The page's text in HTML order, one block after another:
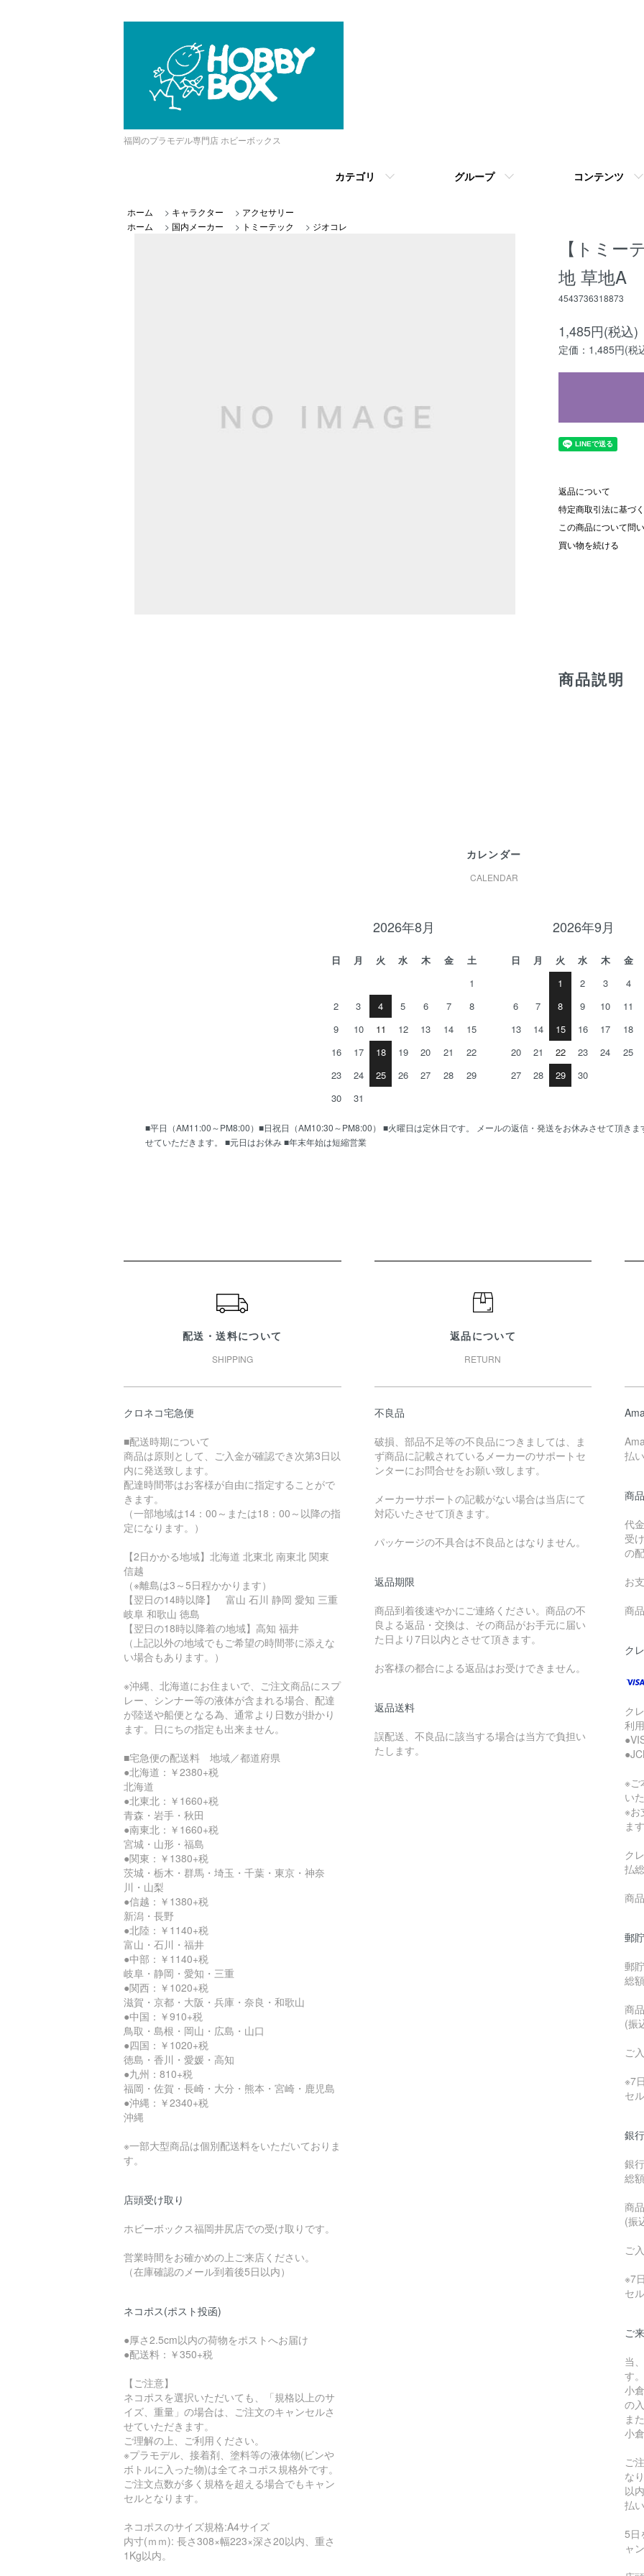
福岡のプラモデル専門店 ホビーボックス
カテゴリ グループ コンテンツ
ホーム > キャラクター > アクセサリー
ホーム
> 国内メーカー > トミーテック > ジオコレ
【トミー
地 草地A
4543736318873
1,485円(税込)
定価：1,485円(税
返品について
特定商取引法に基づ
この商品について問
買い物を続ける
商品説明
カレンダー
CALENDAR
2026年8月
日 月 火 水 木 金
土
1
2
3 4 5 6 7
8
9
10 11 12 13 14
15
16
17 18 19 20 21
22
23
24 25 26 27 28
29
30
31
2026年9月
日 月 火 水 木
金
1
2 3
4
6
7 8 9 10
11
13
14 15 16 17
18
20
21 22 23 24
25
27
28 29 30
■平日（AM11:00～PM8:00）■日祝日（AM10:30～PM8:00） ■火曜日は定休日です。 メールの返信・発送をお休みさせて頂き
せていただきます。 ■元日はお休み ■年末年始は短縮営業
配送・送料について
SHIPPING
クロネコ宅急便
■配送時期について
商品は原則として、ご入金が確認でき次第3日以
内に発送致します。
配達時間帯はお客様が自由に指定することがで
きます。
（一部地域は14：00～または18：00～以降の指
定になります。）
【2日かかる地域】北海道 北東北 南東北 関東
信越
（※離島は3～5日程かかります）
【翌日の14時以降】 富山 石川 静岡 愛知 三重
岐阜 和歌山 徳島
【翌日の18時以降着の地域】高知 福井
（上記以外の地域でもご希望の時間帯に添えな
い場合もあります。）
※沖縄、北海道にお住まいで、ご注文商品にスプ
レー、シンナー等の液体が含まれる場合、配達
が陸送や船便となる為、通常より日数が掛かり
ます。日にちの指定も出来ません。
■宅急便の配送料 地域／都道府県
●北海道：￥2380+税
北海道
●北東北：￥1660+税
青森・岩手・秋田
●南東北：￥1660+税
宮城・山形・福島
●関東：￥1380+税
茨城・栃木・群馬・埼玉・千葉・東京・神奈
川・山梨
●信越：￥1380+税
新潟・長野
●北陸：￥1140+税
富山・石川・福井
●中部：￥1140+税
岐阜・静岡・愛知・三重
●関西：￥1020+税
滋賀・京都・大阪・兵庫・奈良・和歌山
●中国：￥910+税
鳥取・島根・岡山・広島・山口
●四国：￥1020+税
徳島・香川・愛媛・高知
●九州：810+税
福岡・佐賀・長崎・大分・熊本・宮崎・鹿児島
●沖縄：￥2340+税
沖縄
※一部大型商品は個別配送料をいただいておりま
す。
店頭受け取り
ホビーボックス福岡井尻店での受け取りです。
営業時間をお確かめの上ご来店ください。
（在庫確認のメール到着後5日以内）
ネコポス(ポスト投函)
●厚さ2.5cm以内の荷物をポストへお届け
●配送料：￥350+税
【ご注意】
ネコポスを選択いただいても、「規格以上のサ
イズ、重量」の場合は、ご注文のキャンセルさ
せていただきます。
ご理解の上、ご利用ください。
※プラモデル、接着剤、塗料等の液体物(ビンや
ボトルに入った物)は全てネコポス規格外です。
ご注文点数が多く規格を超える場合でもキャン
セルとなります。
ネコポスのサイズ規格:A4サイズ
内寸(ｍｍ): 長さ308×幅223×深さ20以内、重さ
1Kg以内。
返品について
RETURN
不良品
破損、部品不足等の不良品につきましては、ま
ず商品に記載されているメーカーのサポートセ
ンターにお問合せをお願い致します。
メーカーサポートの記載がない場合は当店にて
対応いたさせて頂きます。
パッケージの不具合は不良品とはなりません。
返品期限
商品到着後速やかにご連絡ください。商品の不
良よる返品・交換は、その商品がお手元に届い
た日より7日以内とさせて頂きます。
お客様の都合による返品はお受けできません。
返品送料
誤配送、不良品に該当する場合は当方で負担い
たします。
払
商
代
受
の
お
商
ク
ク
利
※ご
い
※お
ま
ク
払
商
郵
郵
総
商
(振
ご
※7
セ
銀
銀
総
商
(振
ご
※7
セ
ご
当
す
小
の
ま
小
ご
な
以
払
5日
ャ